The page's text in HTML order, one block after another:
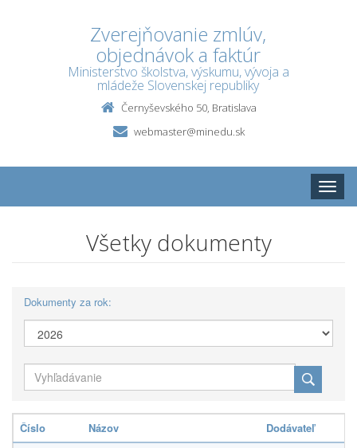
Zverejňovanie zmlúv,
objednávok a faktúr
Ministerstvo školstva, výskumu, vývoja a
mládeže Slovenskej republiky
Černyševského 50, Bratislava
webmaster@minedu.sk
Toggle
Všetky dokumenty
Dokumenty za rok:
Číslo Názov
Dodávateľ